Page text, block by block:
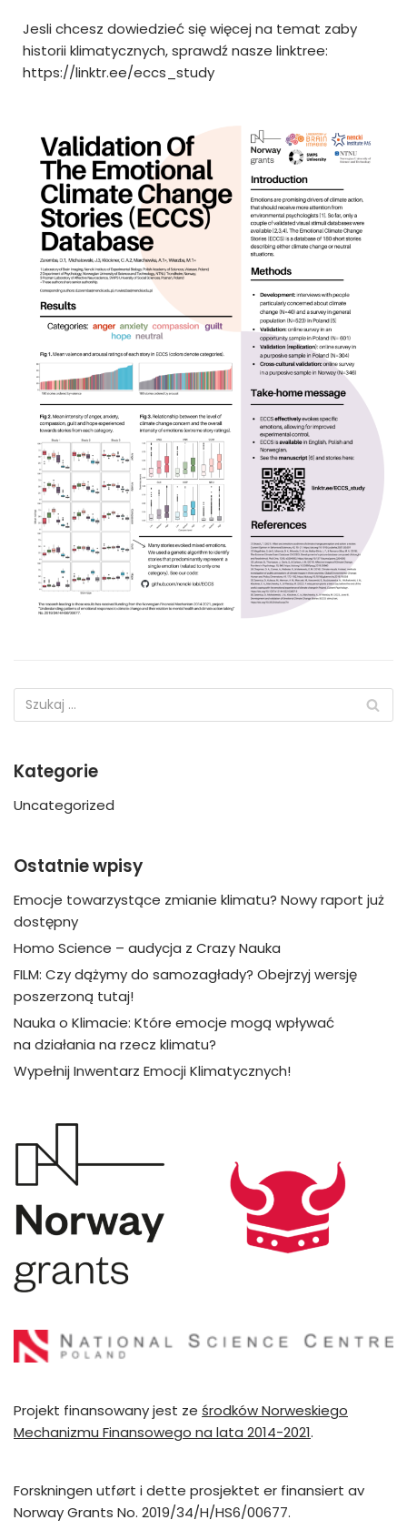
Jesli chcesz dowiedzieć się więcej na temat zaby
historii klimatycznych, sprawdź nasze linktree:
https://linktr.ee/eccs_study
Kategorie
Uncategorized
Ostatnie wpisy
Emocje towarzystące zmianie klimatu? Nowy raport już
dostępny
Homo Science – audycja z Crazy Nauka
FILM: Czy dążymy do samozagłady? Obejrzyj wersję
poszerzoną tutaj!
Nauka o Klimacie: Które emocje mogą wpływać
na działania na rzecz klimatu?
Wypełnij Inwentarz Emocji Klimatycznych!
Projekt finansowany jest ze środków Norweskiego
Mechanizmu Finansowego na lata 2014-2021.
Forskningen utført i dette prosjektet er finansiert av
Norway Grants No. 2019/34/H/HS6/00677.